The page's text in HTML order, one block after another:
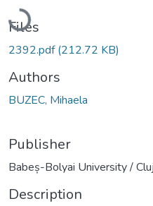
Files
2392.pdf(212.72 KB)
Authors
BUZEC, Mihaela
Publisher
Babeș-Bolyai University /
Description